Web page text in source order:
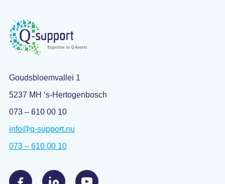
Goudsbloemvallei 1
5237 MH ‘s-Hertogenbosch
073 – 610 00 10
info@q-support.nu
073 – 610 00 10